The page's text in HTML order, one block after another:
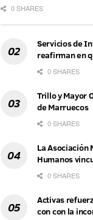
0 SHARES
Servicios de
reafirman en
0 SHARES
Trillo y Mayor
de Marruecos
0 SHARES
La Asociación
Humanos
0 SHARES
Activas
con con la